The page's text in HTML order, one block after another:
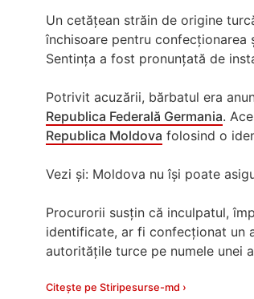
Un cetățean străin de origine
închisoare pentru
Sentința a fost pronunțată de
Potrivit acuzării, bărbatul era
Republica Federală Germania.
Republica Moldova folosind o
Vezi și: Moldova nu își poate
Procurorii susțin că inculpatul,
identificate, ar fi confecționat un
autoritățile turce pe numele unei
Citește pe Stiripesurse-md ›